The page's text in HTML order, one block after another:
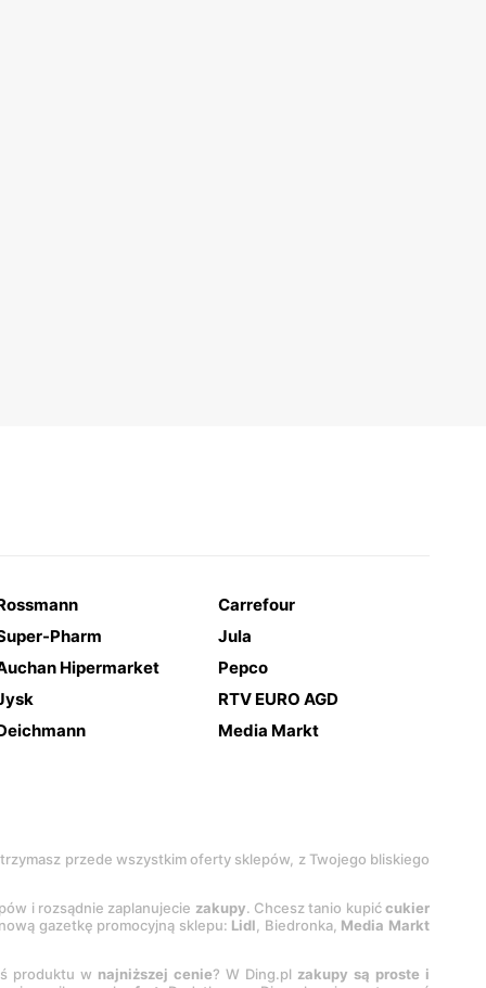
Carrefour
Pharm
Jula
Hipermarket
Pepco
RTV EURO AGD
Media Markt
przede wszystkim oferty sklepów, z Twojego bliskiego
i rozsądnie zaplanujecie zakupy. Chcesz tanio kupićcukier
gazetkę promocyjną sklepu: Lidl, Biedronka, Media Markt
produktu w najniższej cenie? W Ding.pl zakupy są proste i